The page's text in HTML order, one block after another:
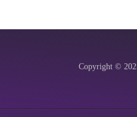
Copyright ©